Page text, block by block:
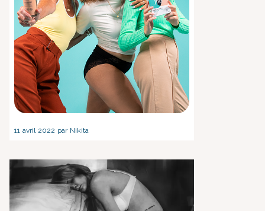
11 avril 2022 par Nikita